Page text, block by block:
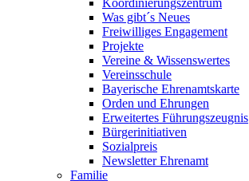
Koordinierungszentrum
Was gibt´s Neues
Freiwilliges Engagement
Projekte
Vereine & Wissenswertes
Vereinsschule
Bayerische Ehrenamtskarte
Orden und Ehrungen
Erweitertes Führungszeugnis
Bürgerinitiativen
Sozialpreis
Newsletter Ehrenamt
Familie